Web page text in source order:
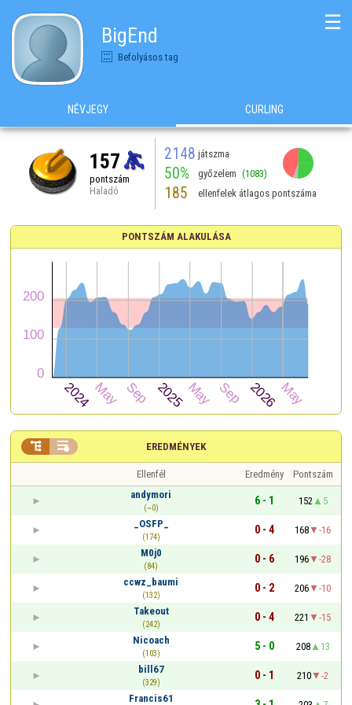
BigEnd
Befolyásos tag
☰
NÉVJEGY CURLING
157
pontszám
Haladó
2148 játszma
50% győzelem (1083)
185 ellenfelek átlagos pontszáma
PONTSZÁM ALAKULÁSA
EREDMÉNYEK
 
Ellenfél Eredmény
Pontszám
andymori
(~0)
6 - 1 152
5
_OSFP_
(174)
0 - 4 168
-16
M0j0
(84)
0 - 6 196
-28
ccwz_baumi
(132)
0 - 2 206
-10
Takeout
(242)
0 - 4 221
-15
Nicoach
(103)
5 - 0 208
13
bill67
(329)
0 - 1 210
-2
Francis61